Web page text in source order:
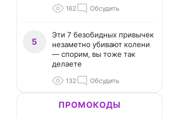
162 Обсудить
5
Эти 7 безобидных привычек
незаметно убивают колени
— спорим, вы тоже так
делаете
132 Обсудить
ПРОМОКОДЫ